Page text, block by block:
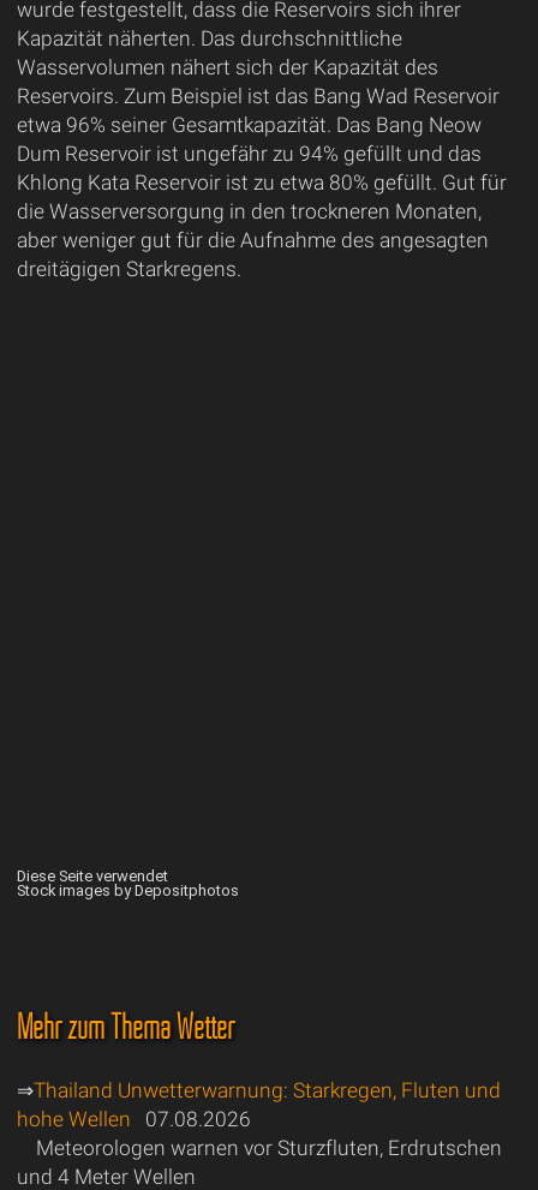
wurde festgestellt, dass die Reservoirs sich ihrer
Kapazität näherten. Das durchschnittliche
Wasservolumen nähert sich der Kapazität des
Reservoirs. Zum Beispiel ist das Bang Wad Reservoir
etwa 96% seiner Gesamtkapazität. Das Bang Neow
Dum Reservoir ist ungefähr zu 94% gefüllt und das
Khlong Kata Reservoir ist zu etwa 80% gefüllt. Gut für
die Wasserversorgung in den trockneren Monaten,
aber weniger gut für die Aufnahme des angesagten
dreitägigen Starkregens.
Diese Seite verwendet
Stock images by Depositphotos
Mehr zum Thema Wetter
⇒Thailand Unwetterwarnung: Starkregen, Fluten und
hohe Wellen 07.08.2026
Meteorologen warnen vor Sturzfluten, Erdrutschen
und 4 Meter Wellen